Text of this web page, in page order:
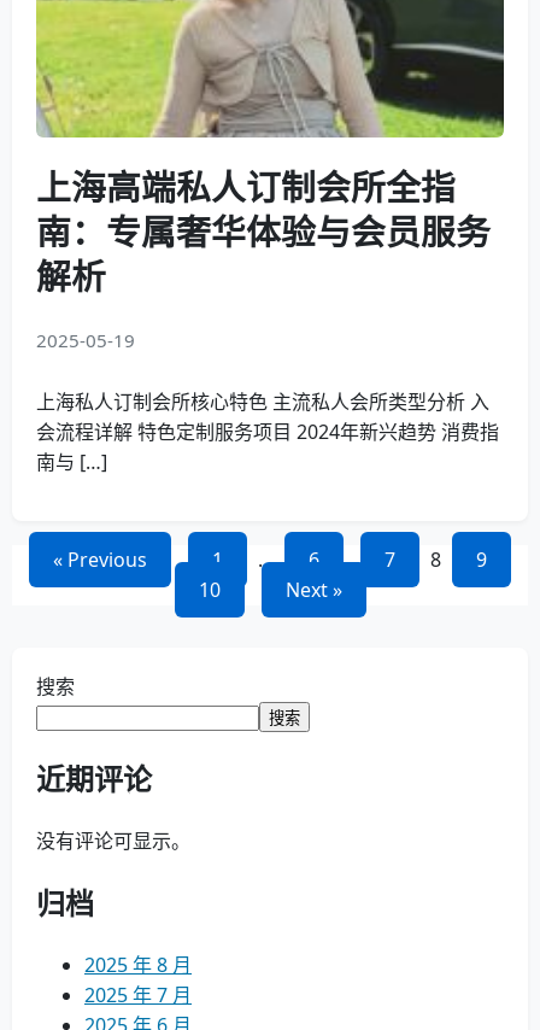
上海高端私人订制会所全指
南：专属奢华体验与会员服务
解析
2025-05-19
上海私人订制会所核心特色 主流私人会所类型分析 入
会流程详解 特色定制服务项目 2024年新兴趋势 消费指
南与 […]
航
« Previous 1 … 6 7 8
9
10
Next »
搜索
搜索
近期评论
没有评论可显示。
归档
2025 年 8 月
2025 年 7 月
2025 年 6 月